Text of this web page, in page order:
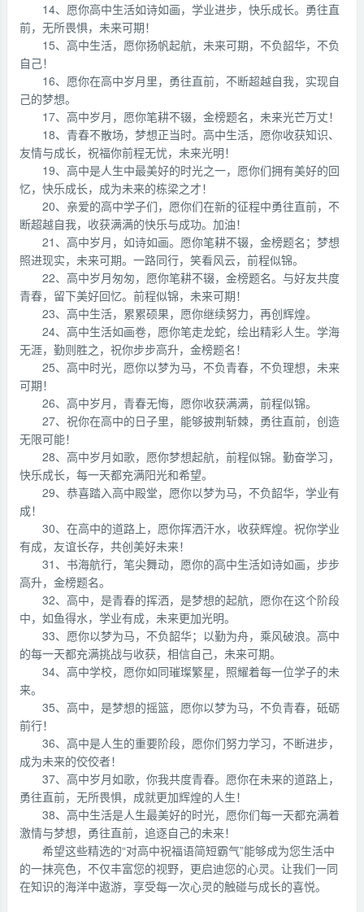
14、愿你高中生活如诗如画，学业进步，快乐成长。勇往直
前，无所畏惧，未来可期！
15、高中生活，愿你扬帆起航，未来可期，不负韶华，不负
自己！
16、愿你在高中岁月里，勇往直前，不断超越自我，实现自
己的梦想。
17、高中岁月，愿你笔耕不辍，金榜题名，未来光芒万丈！
18、青春不散场，梦想正当时。高中生活，愿你收获知识、
友情与成长，祝福你前程无忧，未来光明！
19、高中是人生中最美好的时光之一，愿你们拥有美好的回
忆，快乐成长，成为未来的栋梁之才！
20、亲爱的高中学子们，愿你们在新的征程中勇往直前，不
断超越自我，收获满满的快乐与成功。加油！
21、高中岁月，如诗如画。愿你笔耕不辍，金榜题名；梦想
照进现实，未来可期。一路同行，笑看风云，前程似锦。
22、高中岁月匆匆，愿你笔耕不辍，金榜题名。与好友共度
青春，留下美好回忆。前程似锦，未来可期！
23、高中生活，累累硕果，愿你继续努力，再创辉煌。
24、高中生活如画卷，愿你笔走龙蛇，绘出精彩人生。学海
无涯，勤则胜之，祝你步步高升，金榜题名！
25、高中时光，愿你以梦为马，不负青春，不负理想，未来
可期！
26、高中岁月，青春无悔，愿你收获满满，前程似锦。
27、祝你在高中的日子里，能够披荆斩棘，勇往直前，创造
无限可能！
28、高中岁月如歌，愿你梦想起航，前程似锦。勤奋学习，
快乐成长，每一天都充满阳光和希望。
29、恭喜踏入高中殿堂，愿你以梦为马，不负韶华，学业有
成！
30、在高中的道路上，愿你挥洒汗水，收获辉煌。祝你学业
有成，友谊长存，共创美好未来！
31、书海航行，笔尖舞动，愿你的高中生活如诗如画，步步
高升，金榜题名。
32、高中，是青春的挥洒，是梦想的起航，愿你在这个阶段
中，如鱼得水，学业有成，未来更加光明。
33、愿你以梦为马，不负韶华；以勤为舟，乘风破浪。高中
的每一天都充满挑战与收获，相信自己，未来可期。
34、高中学校，愿你如同璀璨繁星，照耀着每一位学子的未
来。
35、高中，是梦想的摇篮，愿你以梦为马，不负青春，砥砺
前行！
36、高中是人生的重要阶段，愿你们努力学习，不断进步，
成为未来的佼佼者！
37、高中岁月如歌，你我共度青春。愿你在未来的道路上，
勇往直前，无所畏惧，成就更加辉煌的人生！
38、高中生活是人生最美好的时光，愿你们每一天都充满着
激情与梦想，勇往直前，追逐自己的未来！
希望这些精选的“对高中祝福语简短霸气”能够成为您生活中
的一抹亮色，不仅丰富您的视野，更启迪您的心灵。让我们一同
在知识的海洋中遨游，享受每一次心灵的触碰与成长的喜悦。